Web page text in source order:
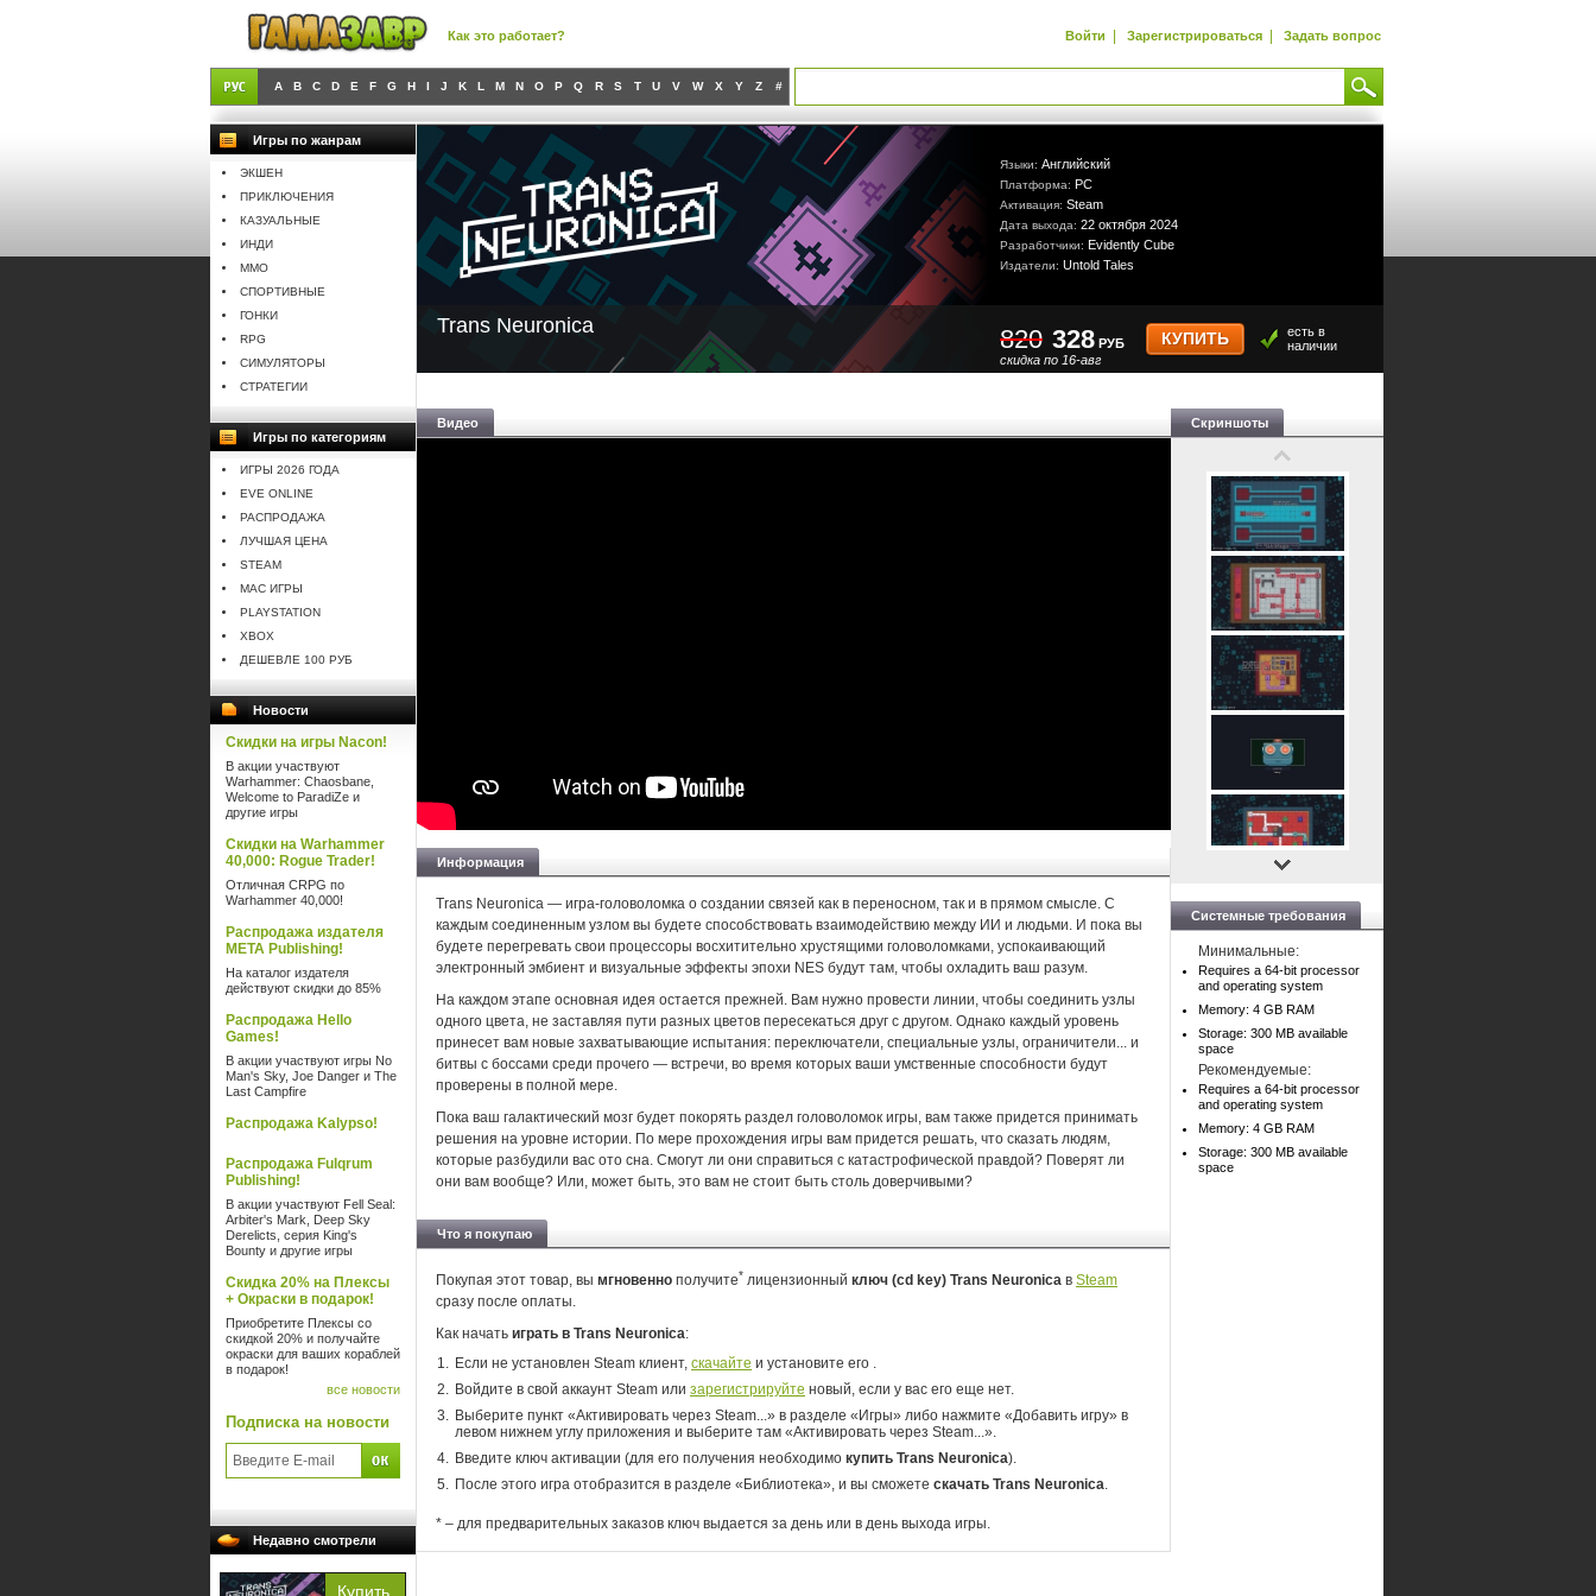
Как это работает? Войти | Зарегистрироваться | Задать вопрос
A B C D E F G H I J K L M N O P Q R S T U V W X Y Z #
Игры по жанрам
ЭКШЕН
ПРИКЛЮЧЕНИЯ
КАЗУАЛЬНЫЕ
ИНДИ
MMO
СПОРТИВНЫЕ
ГОНКИ
RPG
СИМУЛЯТОРЫ
СТРАТЕГИИ
Игры по категориям
ИГРЫ 2026 ГОДА
EVE ONLINE
РАСПРОДАЖА
ЛУЧШАЯ ЦЕНА
STEAM
MAC ИГРЫ
PLAYSTATION
XBOX
ДЕШЕВЛЕ 100 РУБ
Новости
Скидки на игры Nacon!
В акции участвуют
Warhammer: Chaosbane,
Welcome to ParadiZe и
другие игры
Скидки на Warhammer
40,000: Rogue Trader!
Отличная CRPG по
Warhammer 40,000!
Распродажа издателя
META Publishing!
На каталог издателя
действуют скидки до 85%
Распродажа Hello
Games!
В акции участвуют игры No
Man's Sky, Joe Danger и The
Last Campfire
Распродажа Kalypso!
Распродажа Fulqrum
Publishing!
В акции участвуют Fell Seal:
Arbiter's Mark, Deep Sky
Derelicts, серия King's
Bounty и другие игры
Скидка 20% на Плексы
+ Окраски в подарок!
Приобретите Плексы со
скидкой 20% и получайте
окраски для ваших кораблей
в подарок!
все новости
Подписка на новости
Недавно смотрели
Языки: Английский
Платформа: PC
Активация: Steam
Дата выхода: 22 октября 2024
Разработчики: Evidently Cube
Издатели: Untold Tales
Trans Neuronica 820
скидка по 16-авг
328 РУБ КУПИТЬ
есть в
наличии
Видео
Информация
Trans Neuronica — игра-головоломка о создании связей как в переносном, так и в прямом смысле. С
каждым соединенным узлом вы будете способствовать взаимодействию между ИИ и людьми. И пока вы
будете перегревать свои процессоры восхитительно хрустящими головоломками, успокаивающий
электронный эмбиент и визуальные эффекты эпохи NES будут там, чтобы охладить ваш разум.
На каждом этапе основная идея остается прежней. Вам нужно провести линии, чтобы соединить узлы
одного цвета, не заставляя пути разных цветов пересекаться друг с другом. Однако каждый уровень
принесет вам новые захватывающие испытания: переключатели, специальные узлы, ограничители... и
битвы с боссами среди прочего — встречи, во время которых ваши умственные способности будут
проверены в полной мере.
Пока ваш галактический мозг будет покорять раздел головоломок игры, вам также придется принимать
решения на уровне истории. По мере прохождения игры вам придется решать, что сказать людям,
которые разбудили вас ото сна. Смогут ли они справиться с катастрофической правдой? Поверят ли
они вам вообще? Или, может быть, это вам не стоит быть столь доверчивыми?
Что я покупаю
Покупая этот товар, вы мгновенно получите* лицензионный ключ (cd key) Trans Neuronica в Steam
сразу после оплаты.
Как начать играть в Trans Neuronica:
Если не установлен Steam клиент, скачайте и установите его .
Войдите в свой аккаунт Steam или зарегистрируйте новый, если у вас его еще нет.
Выберите пункт «Активировать через Steam...» в разделе «Игры» либо нажмите «Добавить игру» в
левом нижнем углу приложения и выберите там «Активировать через Steam...».
Введите ключ активации (для его получения необходимо купить Trans Neuronica).
После этого игра отобразится в разделе «Библиотека», и вы сможете скачать Trans Neuronica.
* – для предварительных заказов ключ выдается за день или в день выхода игры.
Скриншоты
Системные требования
Минимальные:
Requires a 64-bit processor
and operating system
Memory: 4 GB RAM
Storage: 300 MB available
space
Рекомендуемые:
Requires a 64-bit processor
and operating system
Memory: 4 GB RAM
Storage: 300 MB available
space